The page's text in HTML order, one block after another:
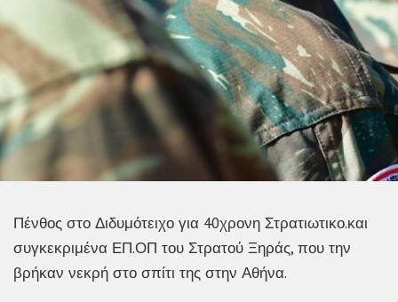
Πένθος στο Διδυμότειχο για 40χρονη Στρατιωτικο.και
συγκεκριμένα ΕΠ.ΟΠ του Στρατού Ξηράς, που την
βρήκαν νεκρή στο σπίτι της στην Αθήνα.